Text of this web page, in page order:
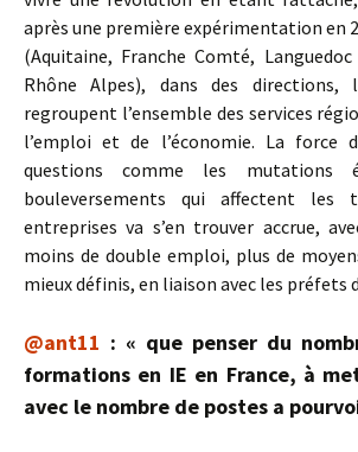
après une première expérimentation en
(Aquitaine, Franche Comté, Languedoc
Rhône Alpes), dans des directions,
regroupent l’ensemble des services
l’emploi et de l’économie. La force
questions comme les mutations
bouleversements qui affectent
entreprises va s’en trouver accrue,
moins de double emploi, plus de
mieux définis, en liaison avec les préfets
@ant11 : « que penser du
formations en IE en France, à
avec le nombre de postes a